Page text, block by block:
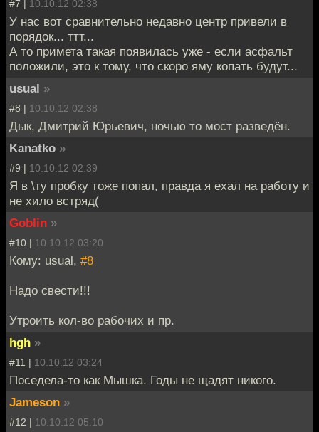
#7 | 10.10.12 02:38
У нас вот сравнительно недавно центр привели в
порядок... ттт...
А то примета такая появилась уже - если асфальт
положили, это к тому, что скоро яму копать будут...
usual »
#8 | 10.10.12 02:38
Дык, Дмитрий Юрьевич, ночью то мост разведён.
Kanatko »
#9 | 10.10.12 02:39
Я в \ту пробку тоже попал, правда я ехал на работу и
не хило встряд(
Goblin »
#10 | 10.10.12 03:20
Кому: usual, #8
Надо свести!!!
Утроить кол-во рабочих и пр.
hgh »
#11 | 10.10.12 03:24
Поседела-то как Мышка. Годы не щадят никого.
Jameson »
#12 | 10.10.12 05:10